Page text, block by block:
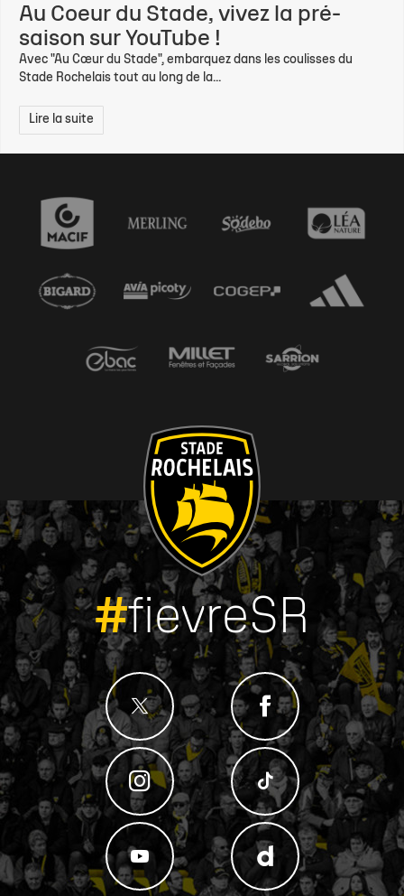
Au Coeur du Stade, vivez la pré-
saison sur YouTube !
Avec "Au Cœur du Stade", embarquez dans les coulisses du
Stade Rochelais tout au long de la...
Lire la suite
#fievreSR